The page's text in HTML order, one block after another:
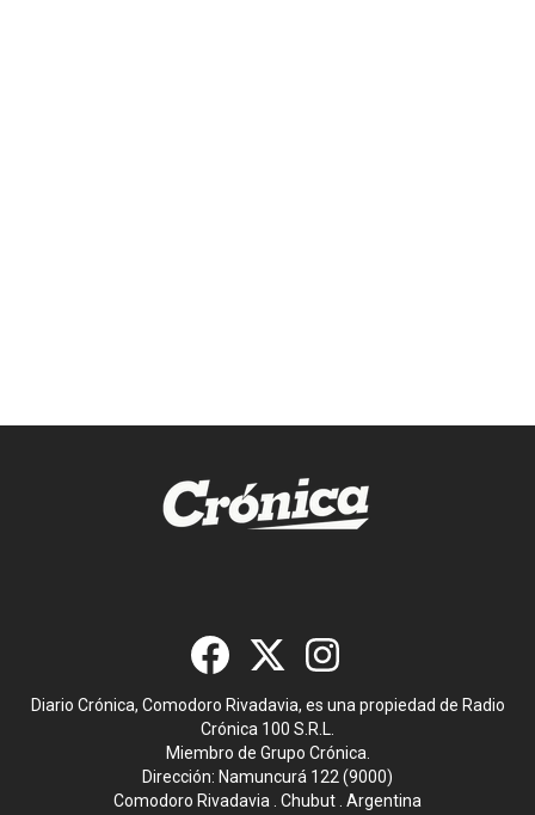
Diario Crónica, Comodoro Rivadavia, es una propiedad de Radio
Crónica 100 S.R.L.
Miembro de Grupo Crónica.
Dirección: Namuncurá 122 (9000)
Comodoro Rivadavia . Chubut . Argentina